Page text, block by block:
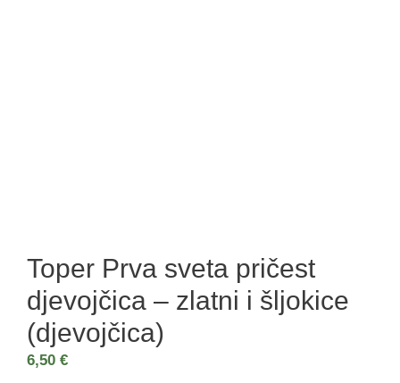
Toper Prva sveta pričest
djevojčica – zlatni i šljokice
(djevojčica)
6,50 €